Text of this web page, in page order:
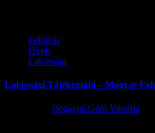
Felhívás
Hírek
Lakossági
Lakossági Tájékoztató – Magyar
Bédayné Géró Viktória